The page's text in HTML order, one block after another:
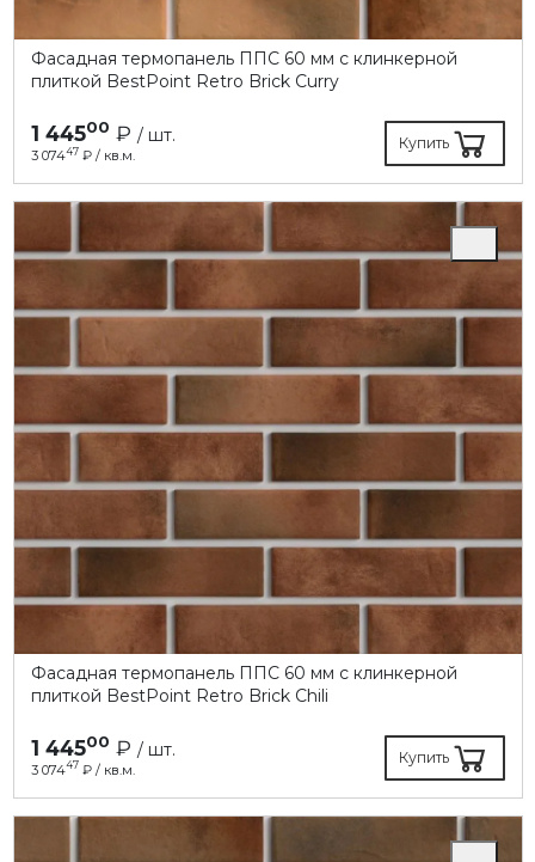
Фасадная термопанель ППC 60 мм с клинкерной
плиткой BestPoint Retro Brick Curry
1 44500 ₽ / шт.
3 07447₽ / кв.м.
Купить
Фасадная термопанель ППC 60 мм с клинкерной
плиткой BestPoint Retro Brick Chili
1 44500 ₽ / шт.
3 07447 ₽ / кв.м.
Купить